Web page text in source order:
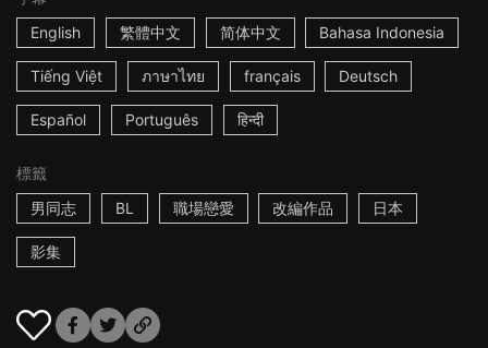
English
繁體中文 简体中文 Bahasa Indonesia
Tiếng Việt ภาษาไทย français Deutsch
Español Português हिन्दी
標籤
男同志
BL 職場戀愛 改編作品 日本
影集